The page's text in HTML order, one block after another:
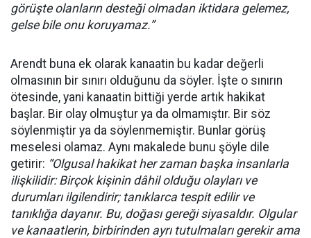
görüşte olanların desteği olmadan iktidara gelemez,
gelse bile onu koruyamaz.”
Arendt buna ek olarak kanaatin bu kadar değerli
olmasının bir sınırı olduğunu da söyler. İşte o sınırın
ötesinde, yani kanaatin bittiği yerde artık hakikat
başlar. Bir olay olmuştur ya da olmamıştır. Bir söz
söylenmiştir ya da söylenmemiştir. Bunlar görüş
meselesi olamaz. Aynı makalede bunu şöyle dile
getirir: “Olgusal hakikat her zaman başka insanlarla
ilişkilidir: Birçok kişinin dâhil olduğu olayları ve
durumları ilgilendirir; tanıklarca tespit edilir ve
tanıklığa dayanır. Bu, doğası gereği siyasaldır. Olgular
ve kanaatlerin, birbirinden ayrı tutulmaları gerekir ama